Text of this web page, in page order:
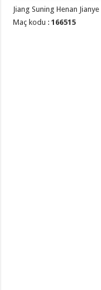
Jiang Suning Henan Jianye
Maç kodu :166515